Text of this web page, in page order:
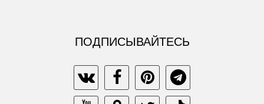
ПОДПИСЫВАЙТЕСЬ